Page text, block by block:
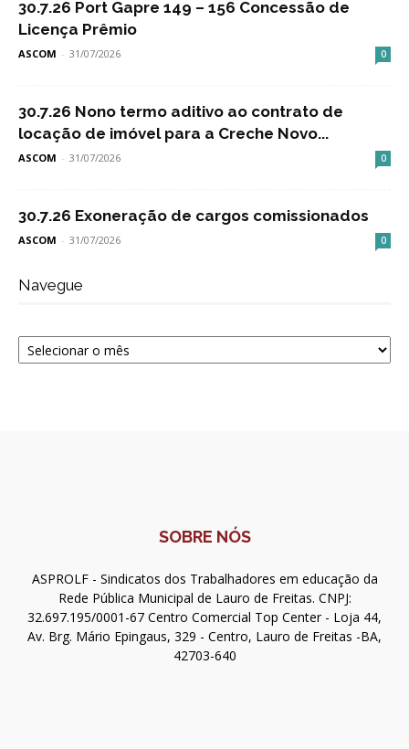
30.7.26 Port Gapre 149 – 156 Concessão de
Licença Prêmio
ASCOM - 31/07/2026 0
30.7.26 Nono termo aditivo ao contrato de
locação de imóvel para a Creche Novo...
ASCOM - 31/07/2026 0
30.7.26 Exoneração de cargos comissionados
ASCOM - 31/07/2026 0
Navegue
Navegue
SOBRE NÓS
ASPROLF - Sindicatos dos Trabalhadores em educação da
Rede Pública Municipal de Lauro de Freitas. CNPJ:
32.697.195/0001-67 Centro Comercial Top Center - Loja 44,
Av. Brg. Mário Epingaus, 329 - Centro, Lauro de Freitas -BA,
42703-640